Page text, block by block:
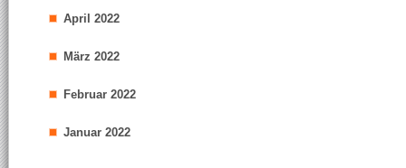
April 2022
März 2022
Februar 2022
Januar 2022